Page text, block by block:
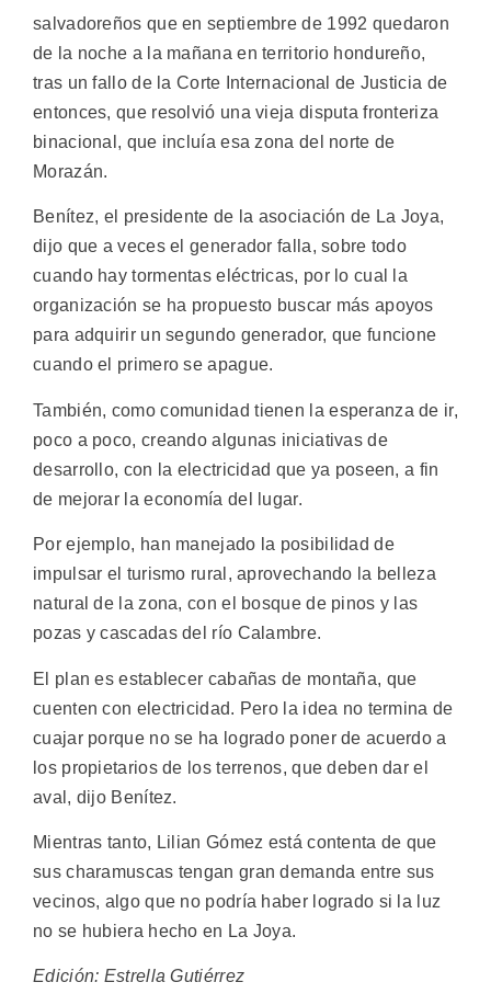
salvadoreños que en septiembre de 1992 quedaron
de la noche a la mañana en territorio hondureño,
tras un fallo de la Corte Internacional de Justicia de
entonces, que resolvió una vieja disputa fronteriza
binacional, que incluía esa zona del norte de
Morazán.
Benítez, el presidente de la asociación de La Joya,
dijo que a veces el generador falla, sobre todo
cuando hay tormentas eléctricas, por lo cual la
organización se ha propuesto buscar más apoyos
para adquirir un segundo generador, que funcione
cuando el primero se apague.
También, como comunidad tienen la esperanza de ir,
poco a poco, creando algunas iniciativas de
desarrollo, con la electricidad que ya poseen, a fin
de mejorar la economía del lugar.
Por ejemplo, han manejado la posibilidad de
impulsar el turismo rural, aprovechando la belleza
natural de la zona, con el bosque de pinos y las
pozas y cascadas del río Calambre.
El plan es establecer cabañas de montaña, que
cuenten con electricidad. Pero la idea no termina de
cuajar porque no se ha logrado poner de acuerdo a
los propietarios de los terrenos, que deben dar el
aval, dijo Benítez.
Mientras tanto, Lilian Gómez está contenta de que
sus charamuscas tengan gran demanda entre sus
vecinos, algo que no podría haber logrado si la luz
no se hubiera hecho en La Joya.
Edición: Estrella Gutiérrez